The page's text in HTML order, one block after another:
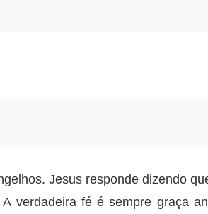
Jesus responde dizendo
verdadeira fé é sempre graça